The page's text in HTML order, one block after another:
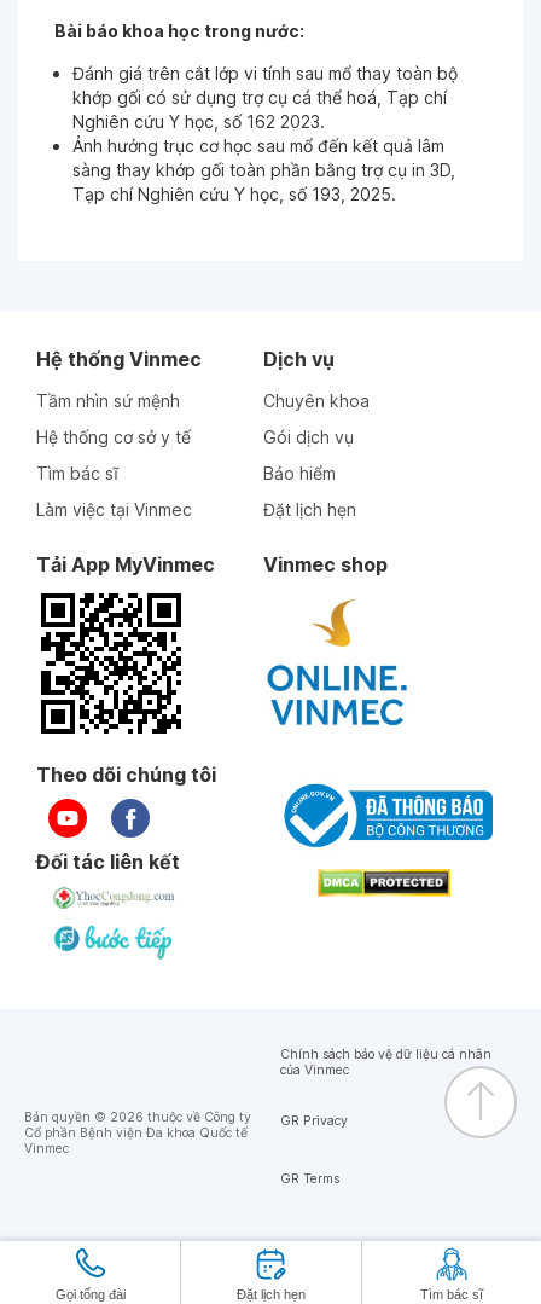
Bài báo khoa học trong nước:
Đánh giá trên cắt lớp vi tính sau mổ thay toàn bộ
khớp gối có sử dụng trợ cụ cá thể hoá, Tạp chí
Nghiên cứu Y học, số 162 2023.
Ảnh hưởng trục cơ học sau mổ đến kết quả lâm
sàng thay khớp gối toàn phần bằng trợ cụ in 3D,
Tạp chí Nghiên cứu Y học, số 193, 2025.Ngày 12-08-2023
Ngày 19-07-2023
Ngày 19-07-2023
Ngày 25-10-2022
Ngày 25-10-2022
Gọi tổng đài Đặt lịch hẹn Tìm bác sĩ
Hệ thống Vinmec
Tầm nhìn sứ mệnh
Hệ thống cơ sở y tế
Tìm bác sĩ
Làm việc tại Vinmec
Dịch vụ
Chuyên khoa
Gói dịch vụ
Bảo hiểm
Đặt lịch hẹn
Tải App MyVinmec Vinmec shop
Theo dõi chúng tôi
Đối tác liên kết
Bản quyền © 2026 thuộc về Công ty
Cổ phần Bệnh viện Đa khoa Quốc tế
Vinmec
Chính sách bảo vệ dữ liệu cá nhân
của Vinmec
GR Privacy
GR Terms